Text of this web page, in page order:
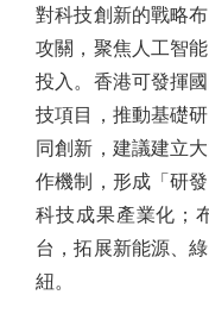
對科技創新的戰略
攻關，聚焦人工智
投入。香港可發揮
技項目，推動基礎
同創新，建議建立
作機制，形成「研
科技成果產業化；
台，拓展新能源、
紐。